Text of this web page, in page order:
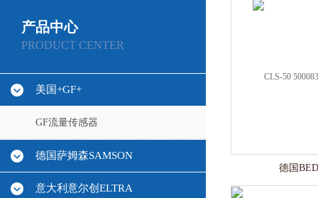
产品中心
PRODUCT CENTER
美国+GF+
GF流量传感器
德国萨姆森SAMSON
意大利意尔创ELTRA
德国